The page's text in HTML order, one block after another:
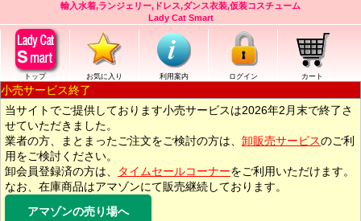
輸入水着,ランジェリー,ドレス,ダンス衣装,仮装コスチューム
Lady Cat Smart
トップ お気に入り 利用案内 ログイン カート
小売サービス終了
当サイトでご提供しております小売サービスは2026年2月末で終了さ
せていただきました。
業者の方、まとまったご注文をご検討の方は、 卸販売サービスのご利
用をご検討ください。
卸会員登録済の方は、
タイムセールコーナーをご利用いただけます。
なお、在庫商品はアマゾンにて販売継続しております。
アマゾンの売り場へ